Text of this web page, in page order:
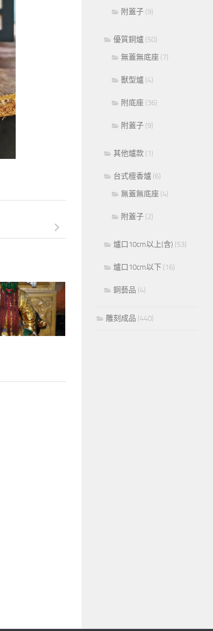
附蓋子 (9)
優質銅爐 (50)
無蓋無底座 (7)
獸型爐 (4)
附底座 (36)
附蓋子 (9)
其他爐款 (1)
台式檀香爐 (6)
無蓋無底座 (4)
附蓋子 (2)
爐口10cm以上(含) (53)
爐口10cm以下 (16)
銅藝品 (4)
雕刻成品 (440)